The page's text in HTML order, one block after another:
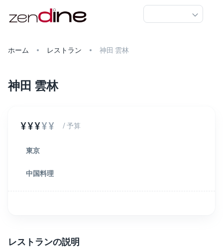
ホーム レストラン 神田 雲林
神田 雲林
¥¥¥¥¥ / 予算
東京
中国料理
レストランの説明